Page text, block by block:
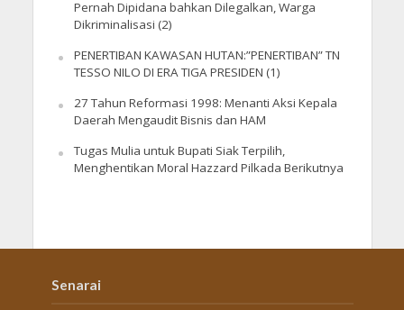
Pernah Dipidana bahkan Dilegalkan, Warga
Dikriminalisasi (2)
PENERTIBAN KAWASAN HUTAN:”PENERTIBAN” TN
TESSO NILO DI ERA TIGA PRESIDEN (1)
27 Tahun Reformasi 1998: Menanti Aksi Kepala
Daerah Mengaudit Bisnis dan HAM
Tugas Mulia untuk Bupati Siak Terpilih,
Menghentikan Moral Hazzard Pilkada Berikutnya
Senarai